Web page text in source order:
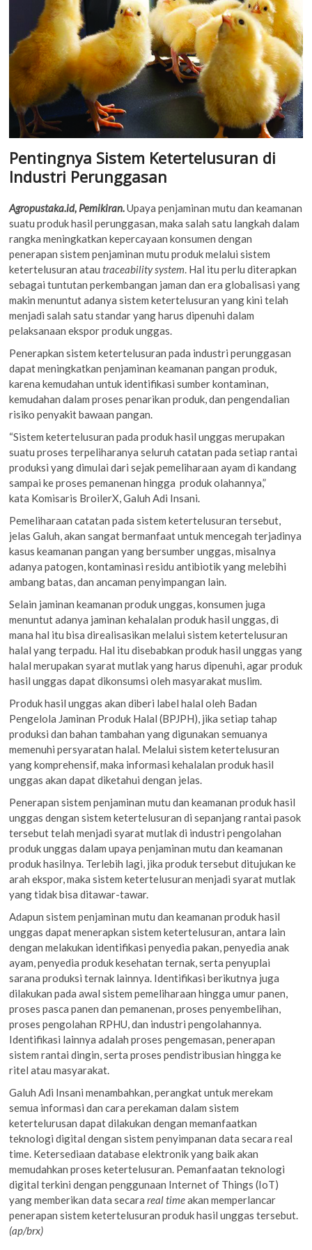
Pentingnya Sistem Ketertelusuran di
Industri Perunggasan
Agropustaka.id, Pemikiran.Upaya penjaminan mutu dan keamanan
suatu produk hasil perunggasan, maka salah satu langkah dalam
rangka meningkatkan kepercayaan konsumen dengan
penerapan sistem penjaminan mutu produk melalui sistem
ketertelusuran atautraceability system. Hal itu perlu diterapkan
sebagai tuntutan perkembangan jaman dan era globalisasi yang
makin menuntut adanya sistem ketertelusuran yang kini telah
menjadi salah satu standar yang harus dipenuhi dalam
pelaksanaan ekspor produk unggas.
Penerapkan sistem ketertelusuran pada industri perunggasan
dapat meningkatkan penjaminan keamanan pangan produk,
karena kemudahan untuk identifikasi sumber kontaminan,
kemudahan dalam proses penarikan produk, dan pengendalian
risiko penyakit bawaan pangan.
“Sistem ketertelusuran pada produk hasil unggas merupakan
suatu proses terpeliharanya seluruh catatan pada setiap rantai
produksi yang dimulai dari sejak pemeliharaan ayam di kandang
sampai ke proses pemanenan hingga produk olahannya,”
kata Komisaris BroilerX, Galuh Adi Insani.
Pemeliharaan catatan pada sistem ketertelusuran tersebut,
jelas Galuh, akan sangat bermanfaat untuk mencegah terjadinya
kasus keamanan pangan yang bersumber unggas, misalnya
adanya patogen, kontaminasi residu antibiotik yang melebihi
ambang batas, dan ancaman penyimpangan lain.
Selain jaminan keamanan produk unggas, konsumen juga
menuntut adanya jaminan kehalalan produk hasil unggas, di
mana hal itu bisa direalisasikan melalui sistem ketertelusuran
halal yang terpadu. Hal itu disebabkan produk hasil unggas yang
halal merupakan syarat mutlak yang harus dipenuhi, agar produk
hasil unggas dapat dikonsumsi oleh masyarakat muslim.
Produk hasil unggas akan diberi label halal oleh Badan
Pengelola Jaminan Produk Halal (BPJPH), jika setiap tahap
produksi dan bahan tambahan yang digunakan semuanya
memenuhi persyaratan halal. Melalui sistem ketertelusuran
yang komprehensif, maka informasi kehalalan produk hasil
unggas akan dapat diketahui dengan jelas.
Penerapan sistem penjaminan mutu dan keamanan produk hasil
unggas dengan sistem ketertelusuran di sepanjang rantai pasok
tersebut telah menjadi syarat mutlak di industri pengolahan
produk unggas dalam upaya penjaminan mutu dan keamanan
produk hasilnya. Terlebih lagi, jika produk tersebut ditujukan ke
arah ekspor, maka sistem ketertelusuran menjadi syarat mutlak
yang tidak bisa ditawar-tawar.
Adapun sistem penjaminan mutu dan keamanan produk hasil
unggas dapat menerapkan sistem ketertelusuran, antara lain
dengan melakukan identifikasi penyedia pakan, penyedia anak
ayam, penyedia produk kesehatan ternak, serta penyuplai
sarana produksi ternak lainnya. Identifikasi berikutnya juga
dilakukan pada awal sistem pemeliharaan hingga umur panen,
proses pasca panen dan pemanenan, proses penyembelihan,
proses pengolahan RPHU, dan industri pengolahannya.
Identifikasi lainnya adalah proses pengemasan, penerapan
sistem rantai dingin, serta proses pendistribusian hingga ke
ritel atau masyarakat.
Galuh Adi Insani menambahkan, perangkat untuk merekam
semua informasi dan cara perekaman dalam sistem
ketertelurusan dapat dilakukan dengan memanfaatkan
teknologi digital dengan sistem penyimpanan data secara real
time. Ketersediaan database elektronik yang baik akan
memudahkan proses ketertelusuran. Pemanfaatan teknologi
digital terkini dengan penggunaan Internet of Things (IoT)
yang memberikan data secarareal timeakan memperlancar
penerapan sistem ketertelusuran produk hasil unggas tersebut.
(ap/brx)